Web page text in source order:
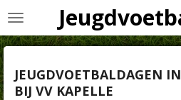
Ga
naar
hoofdinhoud
JEUGDVOETBALDAGEN
BIJ VV KAPELLE